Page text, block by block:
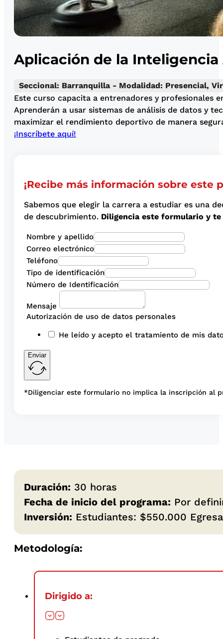
Aplicación de la
Seccional: Barranquilla - Modalidad: Presencial,
Este curso capacita a entrenadores y profesionales
Aprenderán a usar sistemas de análisis de datos y
maximizar el rendimiento deportivo de manera
¡Inscríbete aquí!
¡Recibe más información sobre este
Sabemos que elegir la carrera a estudiar es una
de descubrimiento. Diligencia este formulario y
Nombre y apellido
Correo electrónico
Teléfono
Tipo de identificación
Número de Identificación
Mensaje
Autorización de uso de datos personales
He leído y acepto el tratamiento de mis
Enviar
*Diligenciar este formulario no implica la inscripción al
Duración: 30 horas
Fecha de inicio del programa: Por
Inversión: Estudiantes: $550.000
Metodología:
Dirigido a: